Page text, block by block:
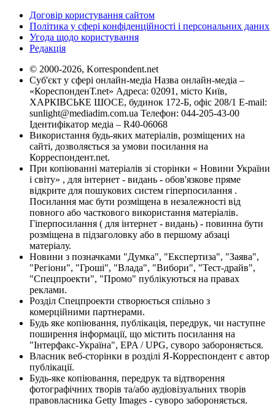
Договір користування сайтом
Політика у сфері конфіденційності і персональних даних
Угода щодо користування
Редакція
© 2000-2026, Korrespondent.net
Суб'єкт у сфері онлайн-медіа Назва онлайн-медіа –
«КореспонденТ.net» Адреса: 02091, місто Київ,
ХАРКІВСЬКЕ ШОСЕ, будинок 172-Б, офіс 208/1 E-mail:
sunlight@mediadim.com.ua Телефон: 044-205-43-00
Ідентифікатор медіа – R40-06068
Використання будь-яких матеріалів, розміщених на
сайті, дозволяється за умови посилання на
Корреспондент.net.
При копіюванні матеріалів зі сторінки « Новини України
і світу» , для інтернет - видань - обов'язкове пряме
відкрите для пошукових систем гіперпосилання .
Посилання має бути розміщена в незалежності від
повного або часткового використання матеріалів.
Гіперпосилання ( для інтернет - видань) - повинна бути
розміщена в підзаголовку або в першому абзаці
матеріалу.
Новини з позначками "Думка", "Експертиза", "Заява",
"Регіони", "Гроші", "Влада", "Вибори", "Тест-драйв",
"Спецпроекти", "Промо" публікуються на правах
реклами.
Розділ Спецпроекти створюється спільно з
комерційними партнерами.
Будь яке копіювання, публікація, передрук, чи наступне
поширення інформації, що містить посилання на
"Інтерфакс-Україна", EPA / UPG, суворо забороняється.
Власник веб-сторінки в розділі Я-Корреспондент є автор
публікації.
Будь-яке копіювання, передрук та відтворення
фотографічних творів та/або аудіовізуальних творів
правовласника Getty Images - суворо забороняється.